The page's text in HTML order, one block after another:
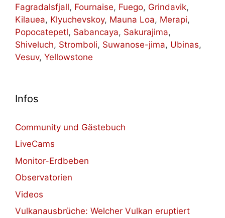
Fagradalsfjall, Fournaise, Fuego, Grindavik,
Kilauea, Klyuchevskoy, Mauna Loa, Merapi,
Popocatepetl, Sabancaya, Sakurajima,
Shiveluch, Stromboli, Suwanose-jima, Ubinas,
Vesuv, Yellowstone
Infos
Community und Gästebuch
LiveCams
Monitor-Erdbeben
Observatorien
Videos
Vulkanausbrüche: Welcher Vulkan eruptiert